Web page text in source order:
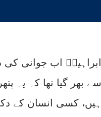
ابراہیمؑ اب جوانی کی
سے بھر گیا تھا کہ یہ
ہیں، کسی انسان کے